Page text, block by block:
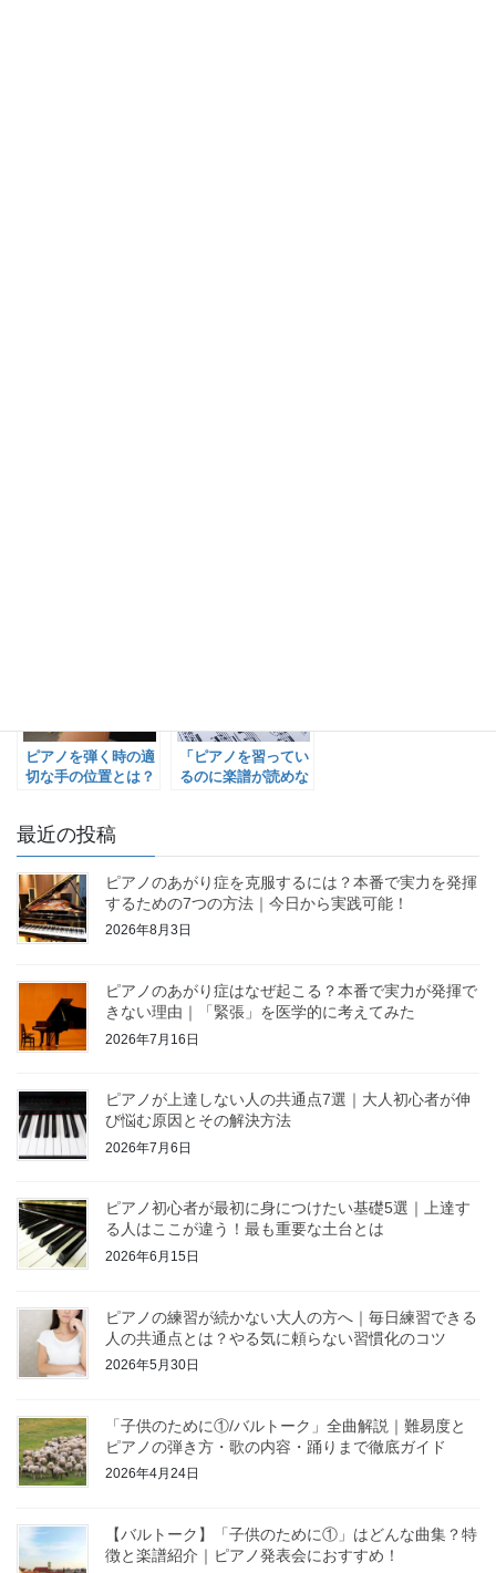
ピアノを弾く時の適
切な手の位置とは？
「ピアノを習ってい
るのに楽譜が読めな
最近の投稿
ピアノのあがり症を克服するには？本番で実力を発揮
するための7つの方法｜今日から実践可能！
2026年8月3日
ピアノのあがり症はなぜ起こる？本番で実力が発揮で
きない理由｜「緊張」を医学的に考えてみた
2026年7月16日
ピアノが上達しない人の共通点7選｜大人初心者が伸
び悩む原因とその解決方法
2026年7月6日
ピアノ初心者が最初に身につけたい基礎5選｜上達す
る人はここが違う！最も重要な土台とは
2026年6月15日
ピアノの練習が続かない大人の方へ｜毎日練習できる
人の共通点とは？やる気に頼らない習慣化のコツ
2026年5月30日
「子供のために①/バルトーク」全曲解説｜難易度と
ピアノの弾き方・歌の内容・踊りまで徹底ガイド
2026年4月24日
【バルトーク】「子供のために①」はどんな曲集？特
徴と楽譜紹介｜ピアノ発表会におすすめ！